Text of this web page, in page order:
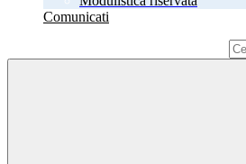
Comunicati